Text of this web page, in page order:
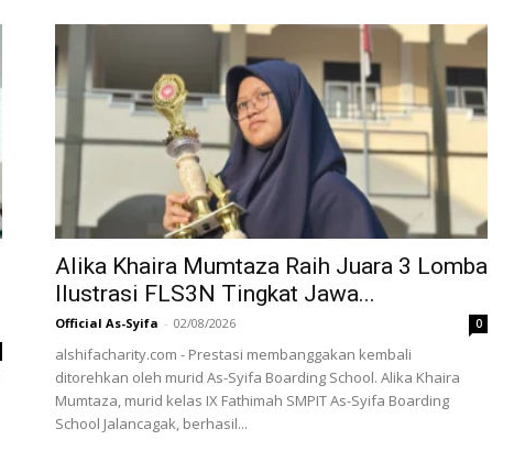
Alika Khaira Mumtaza Raih Juara 3 Lomba
Ilustrasi FLS3N Tingkat Jawa...
Official As-Syifa - 02/08/2026 0
alshifacharity.com - Prestasi membanggakan kembali
ditorehkan oleh murid As-Syifa Boarding School. Alika Khaira
Mumtaza, murid kelas IX Fathimah SMPIT As-Syifa Boarding
School Jalancagak, berhasil...